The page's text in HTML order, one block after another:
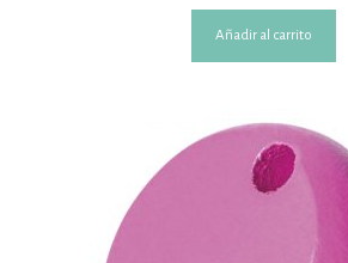
Añadir al carrito